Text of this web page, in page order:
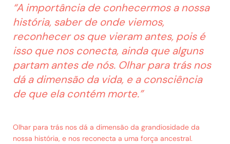
“A importância de conhecermos a nossa
história, saber de onde viemos,
reconhecer os que vieram antes, pois é
isso que nos conecta, ainda que alguns
partam antes de nós. Olhar para trás nos
dá a dimensão da vida, e a consciência
de que ela contém morte.”
Olhar para trás nos dá a dimensão da grandiosidade da
nossa história, e nos reconecta a uma força ancestral.